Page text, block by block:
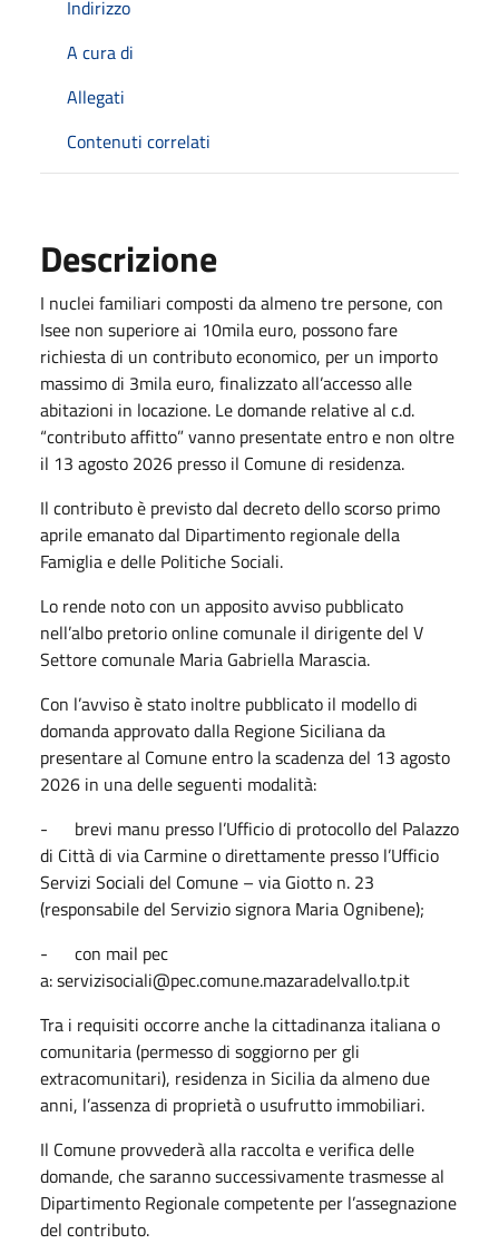
Indirizzo
A cura di
Allegati
Contenuti correlati
Descrizione
I nuclei familiari composti da almeno tre persone, con
Isee non superiore ai 10mila euro, possono fare
richiesta di un contributo economico, per un importo
massimo di 3mila euro, finalizzato all’accesso alle
abitazioni in locazione. Le domande relative al c.d.
“contributo affitto” vanno presentate entro e non oltre
il 13 agosto 2026 presso il Comune di residenza.
Il contributo è previsto dal decreto dello scorso primo
aprile emanato dal Dipartimento regionale della
Famiglia e delle Politiche Sociali.
Lo rende noto con un apposito avviso pubblicato
nell’albo pretorio online comunale il dirigente del V
Settore comunale Maria Gabriella Marascia.
Con l’avviso è stato inoltre pubblicato il modello di
domanda approvato dalla Regione Siciliana da
presentare al Comune entro la scadenza del 13 agosto
2026 in una delle seguenti modalità:
- brevi manu presso l’Ufficio di protocollo del Palazzo
di Città di via Carmine o direttamente presso l’Ufficio
Servizi Sociali del Comune – via Giotto n. 23
(responsabile del Servizio signora Maria Ognibene);
- con mail pec
a:servizisociali@pec.comune.mazaradelvallo.tp.it
Tra i requisiti occorre anche la cittadinanza italiana o
comunitaria (permesso di soggiorno per gli
extracomunitari), residenza in Sicilia da almeno due
anni, l’assenza di proprietà o usufrutto immobiliari.
Il Comune provvederà alla raccolta e verifica delle
domande, che saranno successivamente trasmesse al
Dipartimento Regionale competente per l’assegnazione
del contributo.